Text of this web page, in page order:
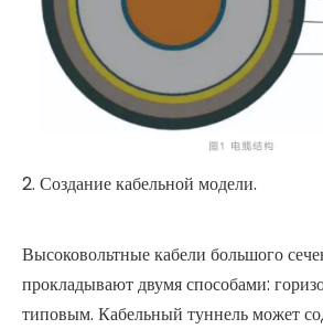
2. Создание кабельной модели.
Высоковольтные кабели большого
прокладывают двумя способами:
типовым. Кабельный туннель может